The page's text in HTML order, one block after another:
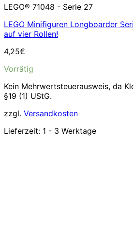
LEGO® 71048 - Serie 27
LEGO Minifiguren Longboarder
auf vier Rollen!
4,25€
Vorrätig
Kein Mehrwertsteuerausweis, da
§19 (1) UStG.
zzgl. Versandkosten
Lieferzeit: 1 - 3 Werktage